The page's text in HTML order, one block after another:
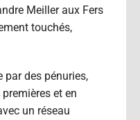
Meiller aux Fers
touchés,
par des pénuries,
et en
un réseau